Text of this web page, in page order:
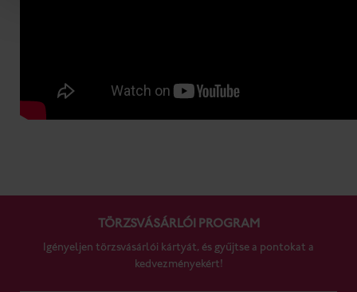
TÖRZSVÁSÁRLÓI PROGRAM
Igényeljen törzsvásárlói kártyát, és gyűjtse a pontokat a
kedvezményekért!